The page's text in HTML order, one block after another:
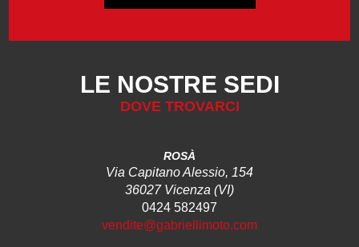
LE NOSTRE SEDI
DOVE TROVARCI
ROSÀ
Via Capitano Alessio, 154
36027 Vicenza (VI)
0424 582497
vendite@gabriellimoto.com